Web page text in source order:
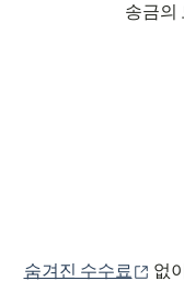
송금의
숨겨진 수수료 (새
없